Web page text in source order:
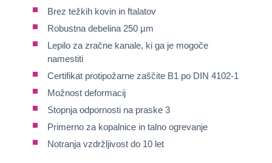
Brez težkih kovin in ftalatov
Robustna debelina 250 µm
Lepilo za zračne kanale, ki ga je mogoče
namestiti
Certifikat protipožarne zaščite B1 po DIN 4102-1
Možnost deformacij
Stopnja odpornosti na praske 3
Primerno za kopalnice in talno ogrevanje
Notranja vzdržljivost do 10 let